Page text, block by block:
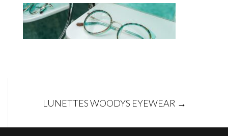
LUNETTES WOODYS EYEWEAR →